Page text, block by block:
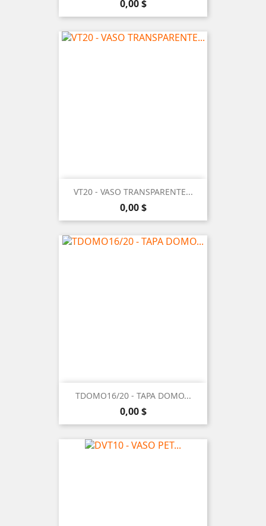
Precio
0,00 $
VT20 - VASO TRANSPARENTE...
Precio
0,00 $
TDOMO16/20 - TAPA DOMO...
Precio
0,00 $